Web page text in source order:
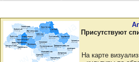
Присутствуют
На карте